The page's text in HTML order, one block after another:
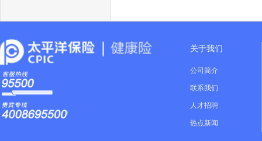
关于我们
公司简介
联系我们
人才招聘
热点新闻